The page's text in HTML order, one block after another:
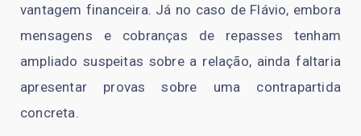
vantagem financeira. Já no caso de Flávio, embora
mensagens e cobranças de repasses tenham
ampliado suspeitas sobre a relação, ainda faltaria
apresentar provas sobre uma contrapartida
concreta.